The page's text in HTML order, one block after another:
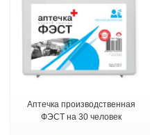
Аптечка производственная
ФЭСТ на 30 человек